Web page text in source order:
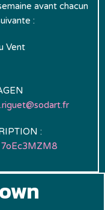
avant chacun
:
Vent
: